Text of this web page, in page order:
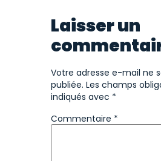
Laisser un
Votre adresse e-mail ne
publiée. Les champs
indiqués avec *
Commentaire *